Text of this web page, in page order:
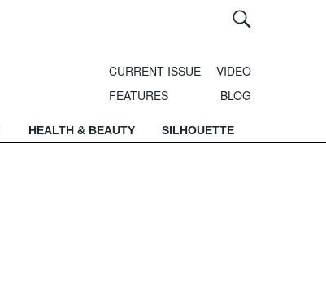
CURRENT ISSUE
VIDEO
FEATURES
BLOG
HEALTH & BEAUTY SILHOUETTE